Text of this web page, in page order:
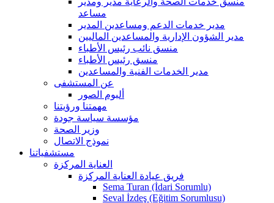
مساعد
مدير خدمات الدعم ومساعدين المدير
مدير الشؤون الإدارية والمساعدين الماليين
منسق نائب رئيس الأطباء
منسق رئيس الأطباء
مدير الخدمات الفنية والمساعدين
عن المستشفى
ألبوم الصور
مهمتنا ورؤيتنا
مؤسسة سياسة جودة
وزير الصحة
نموذج الاتصال
مستشفياتنا
العناية المركزة
فريق عيادة العناية المركزة
Sema Turan (İdari Sorumlu)
Seval İzdeş (Eğitim Sorumlusu)